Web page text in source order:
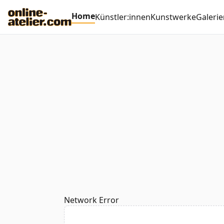
HomeKünstler:innenKunstwerke
Network Error